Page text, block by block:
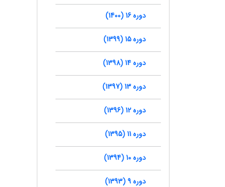
دوره 16 (1400)
دوره 15 (1399)
دوره 14 (1398)
دوره 13 (1397)
دوره 12 (1396)
دوره 11 (1395)
دوره 10 (1394)
دوره 9 (1393)